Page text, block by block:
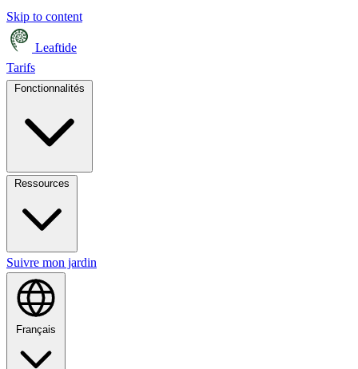
Skip to content
Leaftide
Tarifs
Suivre mon jardin
Français